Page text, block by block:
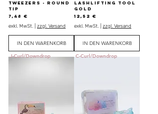
TWEEZERS - ROUND
TIP
Preis
7,48 €
exkl. MwSt. zzgl. Versand
IN DEN WARENKORB
LASHLIFTING TOOL
GOLD
Preis
12,52 €
exkl. MwSt. zzgl. Versand
IN DEN WARENKORB
J-Curl/Downdrop
C-Curl/Downdrop